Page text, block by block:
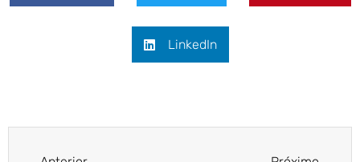
LinkedIn